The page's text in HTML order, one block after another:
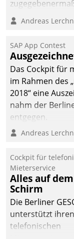
agile
Branchen.
Andreas
SAP App Contest
Das Cockpit für
im Rahmen des
2018“ eine
nahm der
entgegen.
Andreas
Cockpit für
Mieterservice
Alles auf dem
Schirm
Die Berliner
unterstützt ihren
telefonischen